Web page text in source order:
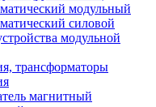
модульный
силовой
модульной
трансформаторы
магнитный